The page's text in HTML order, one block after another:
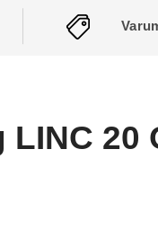
20